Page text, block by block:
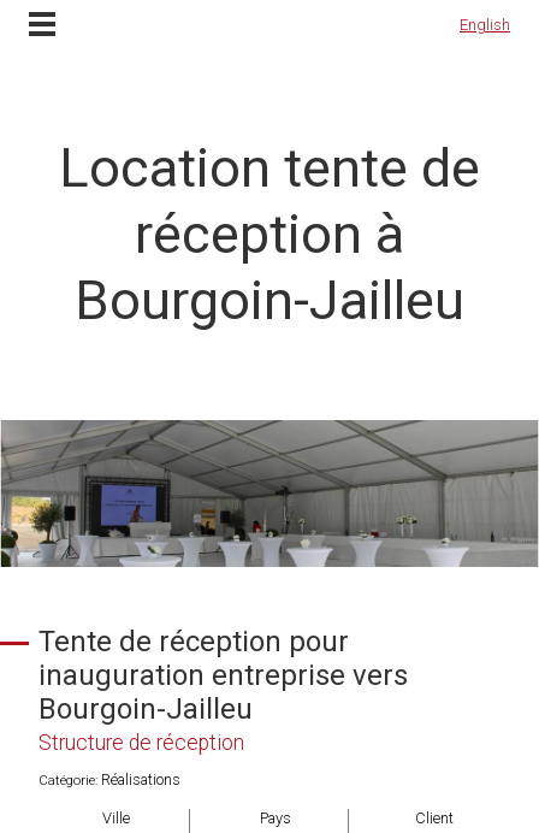
English
English
Location tente de
réception à
Bourgoin-Jailleu
Tente de réception pour
inauguration entreprise vers
Bourgoin-Jailleu
Structure de réception
Catégorie: Réalisations
Ville Pays Client